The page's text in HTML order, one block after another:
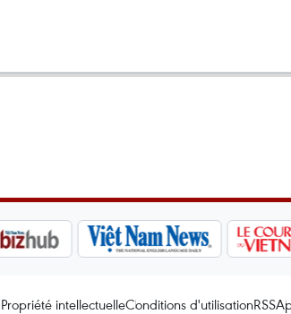
Propriété intellectuelleConditions d'utilisationRSS